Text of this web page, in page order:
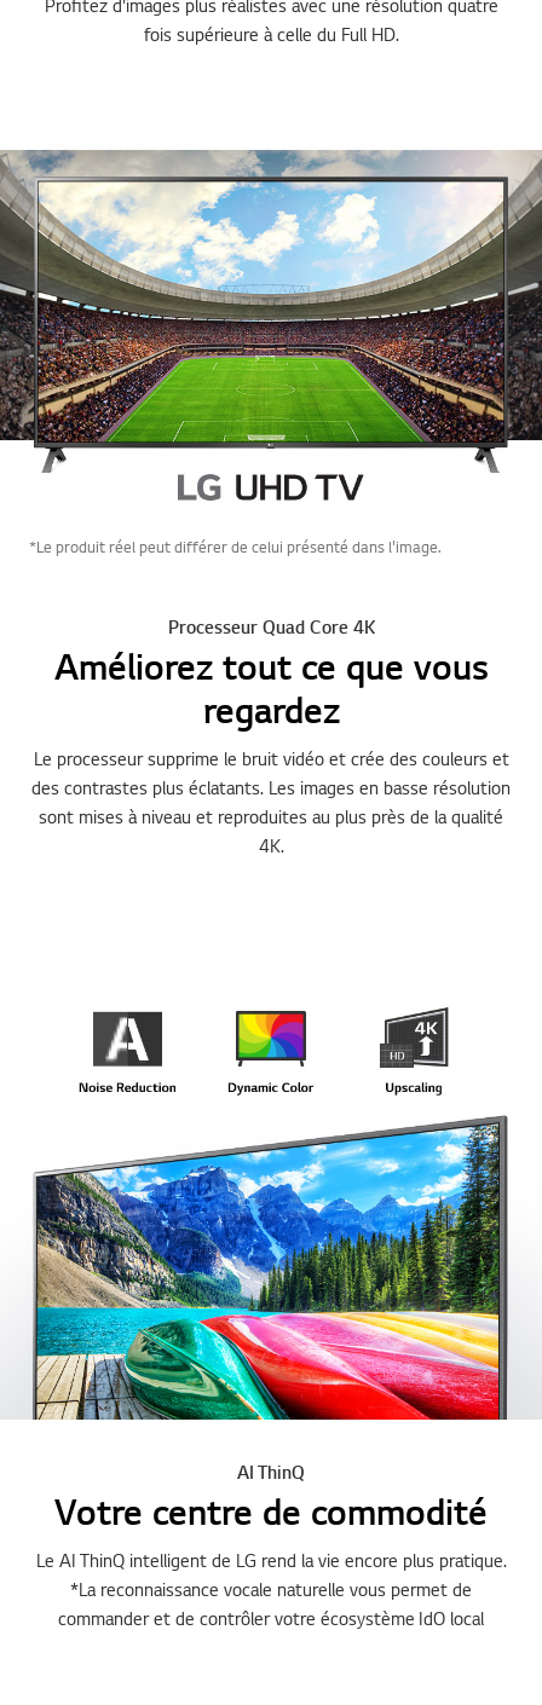
fois supérieure à celle du Full HD.
*Le produit réel peut différer de celui présenté dans l'image.
Processeur Quad Core 4K
Améliorez tout ce que vous
regardez
Le processeur supprime le bruit vidéo et crée des couleurs et
des contrastes plus éclatants. Les images en basse résolution
sont mises à niveau et reproduites au plus près de la qualité
4K.
AI ThinQ
Votre centre de commodité
Le AI ThinQ intelligent de LG rend la vie encore plus pratique.
*La reconnaissance vocale naturelle vous permet de
commander et de contrôler votre écosystème IdO local